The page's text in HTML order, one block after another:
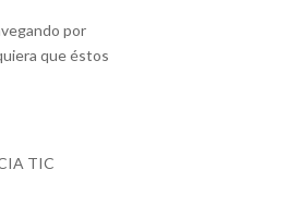
por
que éstos
TIC